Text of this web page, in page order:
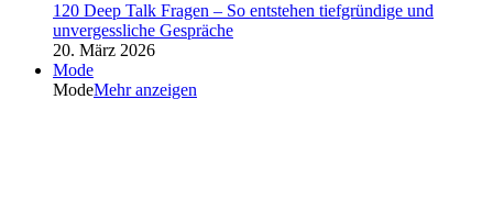
120 Deep Talk Fragen – So entstehen tiefgründige und
unvergessliche Gespräche
20. März 2026
Mode
ModeMehr anzeigen